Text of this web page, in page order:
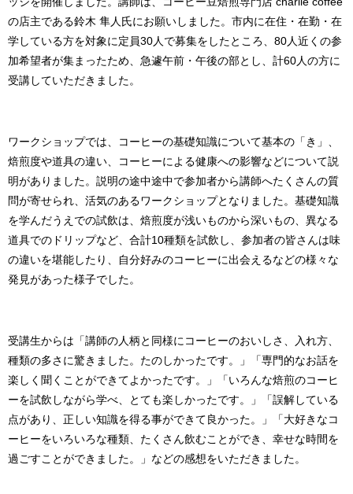
の店主である鈴木 隼人氏にお願いしました。市内に在住・在勤・在
学している方を対象に定員30人で募集をしたところ、80人近くの参
加希望者が集まったため、急遽午前・午後の部とし、計60人の方に
受講していただきました。
ワークショップでは、コーヒーの基礎知識について基本の「き」、
焙煎度や道具の違い、コーヒーによる健康への影響などについて説
明がありました。説明の途中途中で参加者から講師へたくさんの質
問が寄せられ、活気のあるワークショップとなりました。基礎知識
を学んだうえでの試飲は、焙煎度が浅いものから深いもの、異なる
道具でのドリップなど、合計10種類を試飲し、参加者の皆さんは味
の違いを堪能したり、自分好みのコーヒーに出会えるなどの様々な
発見があった様子でした。
受講生からは「講師の人柄と同様にコーヒーのおいしさ、入れ方、
種類の多さに驚きました。たのしかったです。」「専門的なお話を
楽しく聞くことができてよかったです。」「いろんな焙煎のコーヒ
ーを試飲しながら学べ、とても楽しかったです。」「誤解している
点があり、正しい知識を得る事ができて良かった。」「大好きなコ
ーヒーをいろいろな種類、たくさん飲むことができ、幸せな時間を
過ごすことができました。」などの感想をいただきました。